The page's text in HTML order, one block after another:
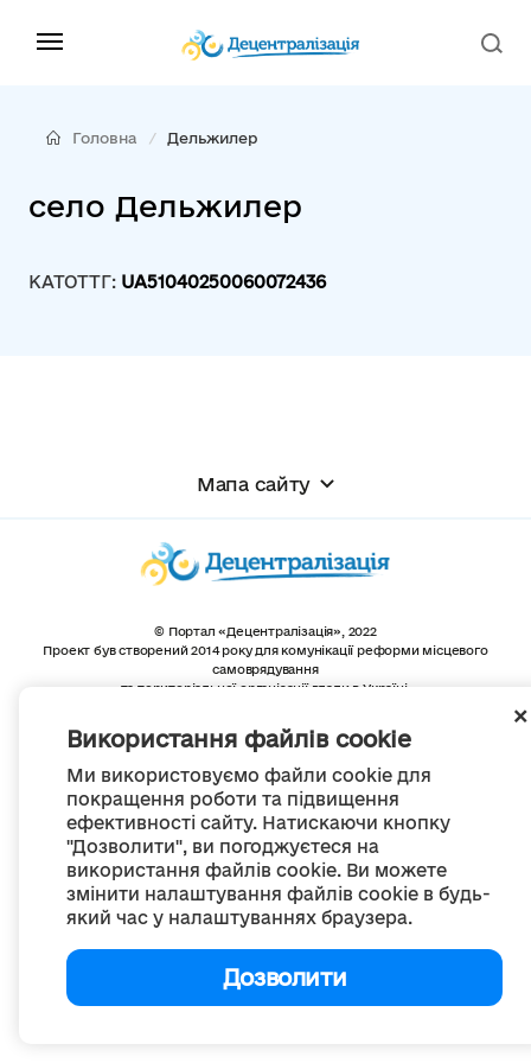
Використання файлів cookie
Ми використовуємо файли cookie для
покращення роботи та підвищення
ефективності сайту. Натискаючи кнопку
"Дозволити", ви погоджуєтеся на
використання файлів cookie. Ви можете
змінити налаштування файлів cookie в будь-
який час у налаштуваннях браузера.
Дозволити
Головна Дельжилер
село Дельжилер
КАТОТТГ: UA51040250060072436
Мапа сайту
© Портал «Децентралізація», 2022
Проект був створений 2014 року для комунікації реформи місцевого
самоврядування
та територіальної організації влади в Україні.
Весь контент доступний за ліцензією
Creative Commons Attribution 4.0 International license,
якщо не зазначено інше